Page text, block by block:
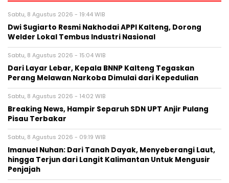
Sabtu, 8 Agustus 2026 - 19:44 WIB
Dwi Sugiarto Resmi Nakhodai APPI Kalteng, Dorong
Welder Lokal Tembus Industri Nasional
Sabtu, 8 Agustus 2026 - 15:04 WIB
Dari Layar Lebar, Kepala BNNP Kalteng Tegaskan
Perang Melawan Narkoba Dimulai dari Kepedulian
Sabtu, 8 Agustus 2026 - 14:02 WIB
Breaking News, Hampir Separuh SDN UPT Anjir Pulang
Pisau Terbakar
Sabtu, 8 Agustus 2026 - 09:19 WIB
Imanuel Nuhan: Dari Tanah Dayak, Menyeberangi Laut,
hingga Terjun dari Langit Kalimantan Untuk Mengusir
Penjajah